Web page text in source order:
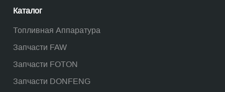
Каталог
Топливная Аппаратура
Запчасти FAW
Запчасти FOTON
Запчасти DONFENG